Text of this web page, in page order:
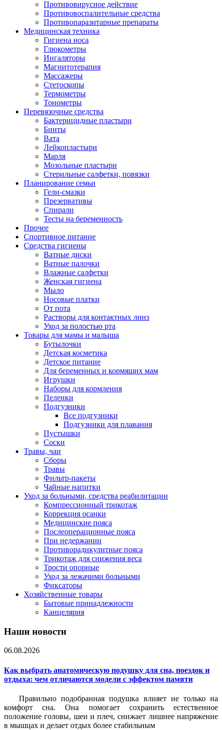
Противовирусное действие
Противовоспалительные средства
Противопаразитарные препараты
Медицинская техника
Гигиена носа
Глюкометры
Ингаляторы
Магнитотерапия
Массажеры
Стетоскопы
Термометры
Тонометры
Перевязочные средства
Бактерицидные пластыри
Бинты
Вата
Лейкопластыри
Марля
Мозольные пластыри
Стерильные салфетки, повязки
Планирование семьи
Гели-смазки
Презервативы
Спирали
Тесты на беременность
Прочее
Спортивное питание
Средства гигиены
Ватные диски
Ватные палочки
Влажные салфетки
Женская гигиена
Мыло
Носовые платки
От пота
Растворы для контактных линз
Уход за полостью рта
Товары для мамы и малыша
Бутылочки
Детская косметика
Детское питание
Для беременных и кормящих мам
Игрушки
Наборы для кормления
Пеленки
Подгузники
Все подгузники
Подгузники для плавания
Пустышки
Соски
Травы, чаи
Сборы
Травы
Фильтр-пакеты
Чайные напитки
Уход за больными, средства реабилитации
Компрессионный трикотаж
Коррекция осанки
Медицинские пояса
Послеоперационные пояса
При недержании
Противорадикулитные пояса
Трикотаж для снижения веса
Трости опорные
Уход за лежачими больными
Фиксаторы
Хозяйственные товары
Бытовые принадлежности
Канцелярия
Наши новости
06.08.2026
Как выбрать анатомическую подушку для сна, поездок и
отдыха: чем отличаются модели с эффектом памяти
Правильно подобранная подушка влияет не только на
комфорт сна. Она помогает сохранить естественное
положение головы, шеи и плеч, снижает лишнее напряжение
в мышцах и делает отдых более стабильным